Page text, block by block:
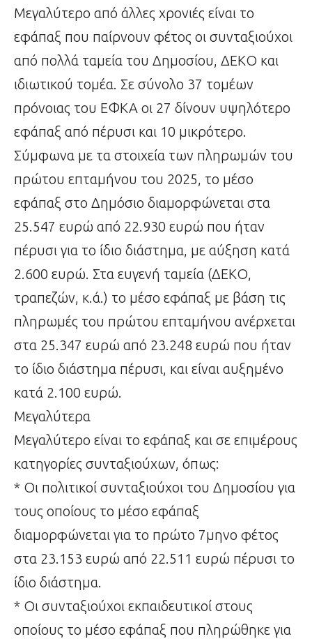
Μεγαλύτερο από άλλες χρονιές είναι το
εφάπαξ που παίρνουν φέτος οι συνταξιούχοι
από πολλά ταμεία του Δημοσίου, ΔΕΚΟ και
ιδιωτικού τομέα. Σε σύνολο 37 τομέων
πρόνοιας του ΕΦΚΑ οι 27 δίνουν υψηλότερο
εφάπαξ από πέρυσι και 10 μικρότερο.
Σύμφωνα με τα στοιχεία των πληρωμών του
πρώτου επταμήνου του 2025, το μέσο
εφάπαξ στο Δημόσιο διαμορφώνεται στα
25.547 ευρώ από 22.930 ευρώ που ήταν
πέρυσι για το ίδιο διάστημα, με αύξηση κατά
2.600 ευρώ. Στα ευγενή ταμεία (ΔΕΚΟ,
τραπεζών, κ.ά.) το μέσο εφάπαξ με βάση τις
πληρωμές του πρώτου επταμήνου ανέρχεται
στα 25.347 ευρώ από 23.248 ευρώ που ήταν
το ίδιο διάστημα πέρυσι, και είναι αυξημένο
κατά 2.100 ευρώ.
Μεγαλύτερα
Μεγαλύτερο είναι το εφάπαξ και σε επιμέρους
κατηγορίες συνταξιούχων, όπως:
* Οι πολιτικοί συνταξιούχοι του Δημοσίου για
τους οποίους το μέσο εφάπαξ
διαμορφώνεται για το πρώτο 7μηνο φέτος
στα 23.153 ευρώ από 22.511 ευρώ πέρυσι το
ίδιο διάστημα.
* Οι συνταξιούχοι εκπαιδευτικοί στους
οποίους το μέσο εφάπαξ που πληρώθηκε για